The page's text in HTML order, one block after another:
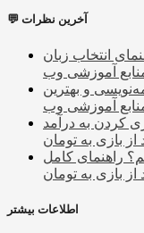
💬 آخرین نظرات
انتخاب زبان
آموزشی وب
و بهترین
آموزشی وب
کردن به درآمد
بازی به تومان
راهنمای کامل
بازی به تومان
اطلاعات بیشتر